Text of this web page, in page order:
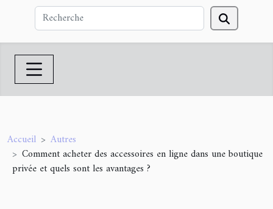
Accueil
Autres
Comment acheter des accessoires en ligne dans une boutique
privée et quels sont les avantages ?